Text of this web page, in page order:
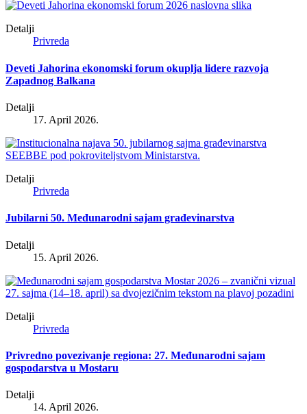
Detalji
Privreda
Deveti Jahorina ekonomski forum okuplja lidere razvoja
Zapadnog Balkana
Detalji
17. April 2026.
Detalji
Privreda
Jubilarni 50. Međunarodni sajam građevinarstva
Detalji
15. April 2026.
Detalji
Privreda
Privredno povezivanje regiona: 27. Međunarodni sajam
gospodarstva u Mostaru
Detalji
14. April 2026.